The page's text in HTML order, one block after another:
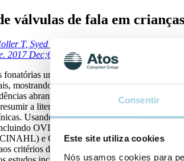
Consentir
Este site utiliza cookies
Nós usamos cookies para
válvulas de fala em
T, Syed F, Russell L, Allegro J, Amin R.
2017 Dec;62(12):1594-1601.
fonatórias unidirecionais ajudam as crianças
mostrando resultados promissores na
abrangentes sobre o uso de válvulas
a literatura existente para identificar
Usando a estrutura metodológica de 5
OVID MEDLINE, EMBASE,
e Google Scholar, artigos publicados
critérios de inclusão após a triagem e a